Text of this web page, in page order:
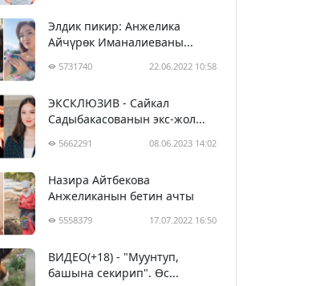
Элдик пикир: Анжелика
Айчүрөк Иманалиеваны...
5731740 22.06.2022 10:58
ЭКСКЛЮЗИВ - Сайкал
Садыбакасованын экс-жол...
5662291 08.06.2023 14:02
Назира Айтбекова
Анжеликанын бетин ачты
5558379 17.07.2022 16:50
ВИДЕО(+18) - "Муунтуп,
башына секирип". Өс...